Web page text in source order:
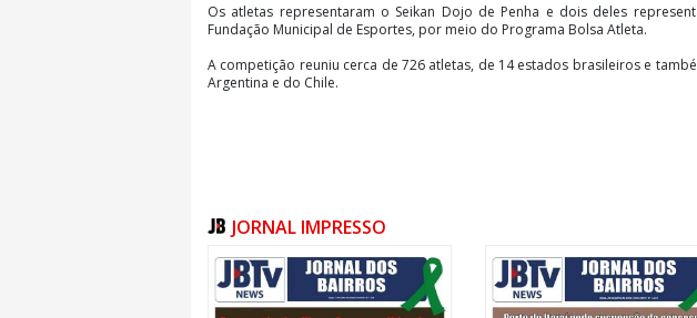
Os atletas representaram o Seikan Dojo de Penha e dois deles
Fundação Municipal de Esportes, por meio do Programa Bolsa Atleta.
A competição reuniu cerca de 726 atletas, de 14 estados brasileiros e
Argentina e do Chile.
JORNAL IMPRESSO